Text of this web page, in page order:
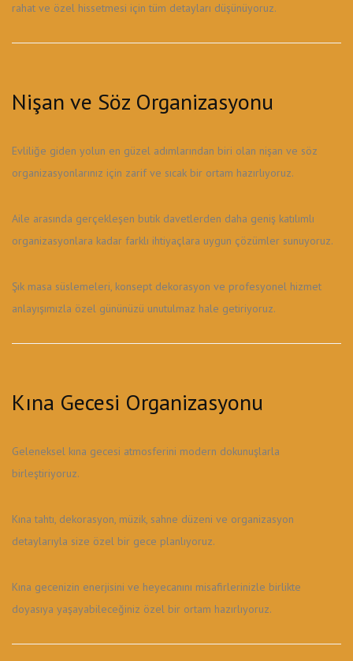
rahat ve özel hissetmesi için tüm detayları düşünüyoruz.
Nişan ve Söz Organizasyonu
Evliliğe giden yolun en güzel adımlarından biri olan nişan ve söz
organizasyonlarınız için zarif ve sıcak bir ortam hazırlıyoruz.
Aile arasında gerçekleşen butik davetlerden daha geniş katılımlı
organizasyonlara kadar farklı ihtiyaçlara uygun çözümler sunuyoruz.
Şık masa süslemeleri, konsept dekorasyon ve profesyonel hizmet
anlayışımızla özel gününüzü unutulmaz hale getiriyoruz.
Kına Gecesi Organizasyonu
Geleneksel kına gecesi atmosferini modern dokunuşlarla
birleştiriyoruz.
Kına tahtı, dekorasyon, müzik, sahne düzeni ve organizasyon
detaylarıyla size özel bir gece planlıyoruz.
Kına gecenizin enerjisini ve heyecanını misafirlerinizle birlikte
doyasıya yaşayabileceğiniz özel bir ortam hazırlıyoruz.